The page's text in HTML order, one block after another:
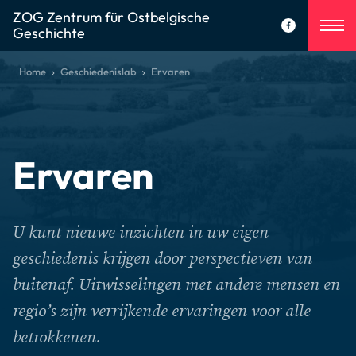
ZOG Zentrum für Ostbelgische
Geschichte
Home Geschiedenislab Ervaren
Ervaren
U kunt nieuwe inzichten in uw eigen
geschiedenis krijgen door perspectieven van
buitenaf. Uitwisselingen met andere mensen en
regio’s zijn verrijkende ervaringen voor alle
betrokkenen.